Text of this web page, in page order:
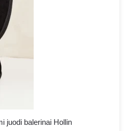
juodi balerinai Hollin